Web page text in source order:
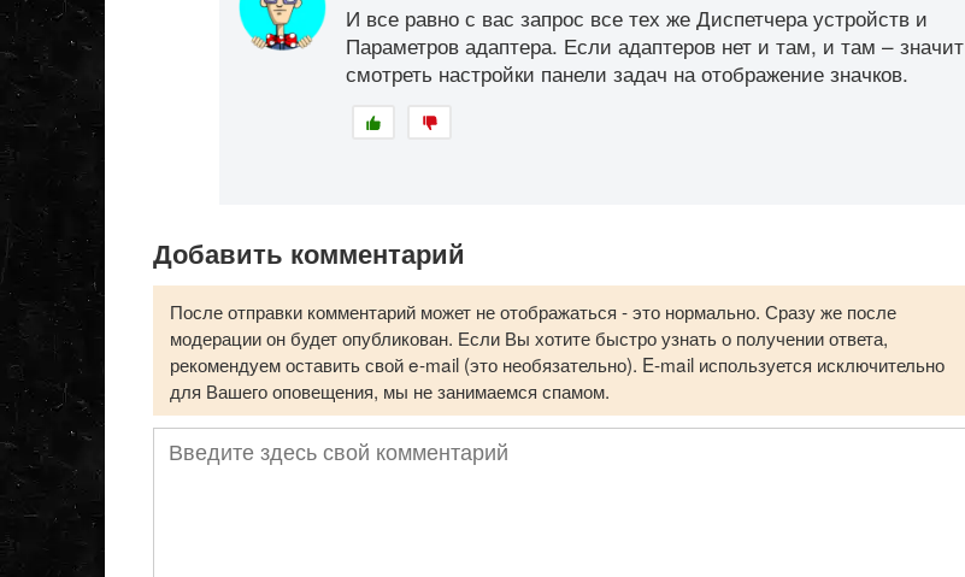
И все равно с вас запрос все тех же Диспетчера устройств и
Параметров адаптера. Если адаптеров нет и там, и там – значит
смотреть настройки панели задач на отображение значков.
Добавить комментарий
После отправки комментарий может не отображаться - это нормально. Сразу же после
модерации он будет опубликован. Если Вы хотите быстро узнать о получении ответа,
рекомендуем оставить свой e-mail (это необязательно). E-mail используется исключительно
для Вашего оповещения, мы не занимаемся спамом.